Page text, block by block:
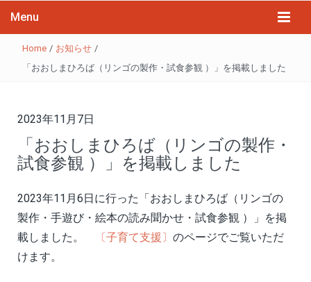
Menu
Home / お知らせ /
「おおしまひろば（リンゴの製作・試食参観 ）」を掲載しました
2023年11月7日
「おおしまひろば（リンゴの製作・
試食参観 ）」を掲載しました
2023年11月6日に行った「おおしまひろば（リンゴの
製作・手遊び・絵本の読み聞かせ・試食参観 ）」を掲
載しました。
〔子育て支援〕 のページでご覧いただ
けます。